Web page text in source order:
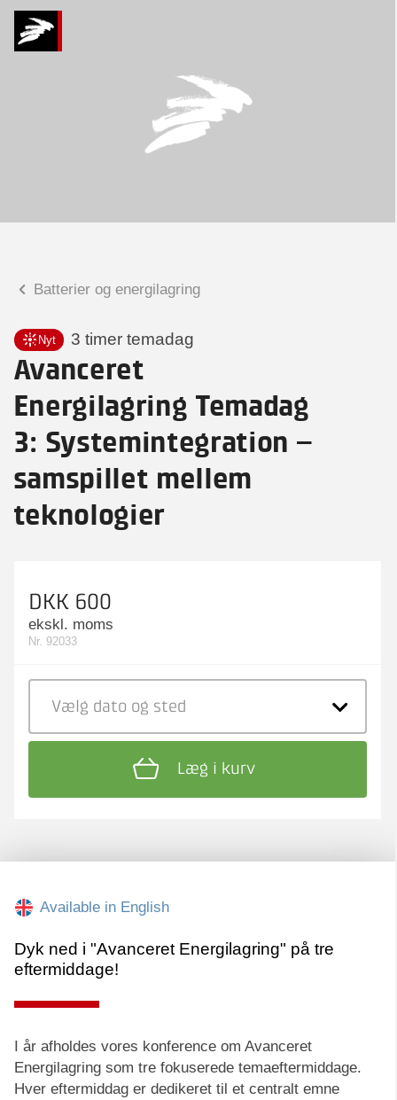
Batterier og energilagring
Nyt 3 timer temadag
Avanceret
Energilagring Temadag
3: Systemintegration –
samspillet mellem
teknologier
DKK 600
ekskl. moms
Nr. 92033
Vælg dato og sted
Læg i kurv
Praktiske spørgsmål
Kurt Engelbrecht
dig med?
Available in English
Dyk ned i "Avanceret Energilagring" på tre
eftermiddage!
I år afholdes vores konference om Avanceret
Energilagring som tre fokuserede temaeftermiddage.
Hver eftermiddag er dedikeret til et centralt emne